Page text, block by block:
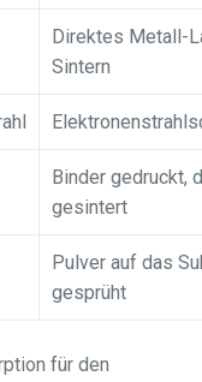
Direktes Metall-
Sintern
Binder gedruckt,
gesintert
Pulver auf das
gesprüht
für den